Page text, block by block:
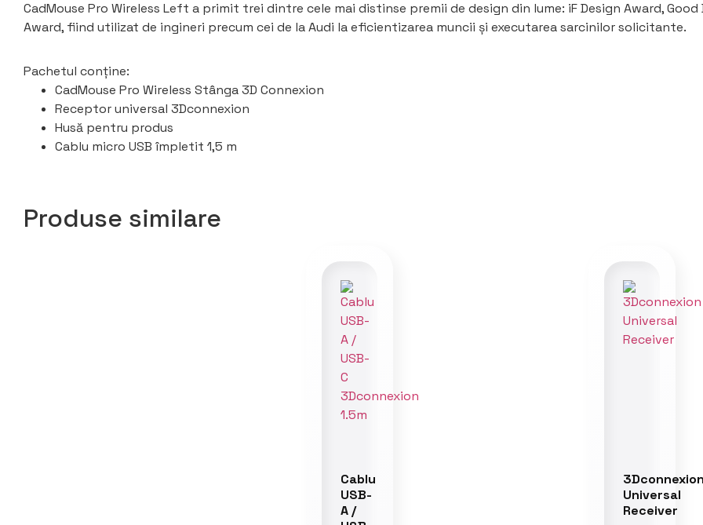
CadMouse Pro Wireless Left a primit trei dintre cele mai distinse premii de design din lume: iF Design Award, Good
Award, fiind utilizat de ingineri precum cei de la Audi la eficientizarea muncii și executarea sarcinilor solicitante.
Pachetul conține:
CadMouse Pro Wireless Stânga3D Connexion
Receptor universal 3Dconnexion
Husă pentru produs
Cablu micro USB împletit 1,5 m
Produse similare
Cablu
USB-
A /
Universal
Receiver